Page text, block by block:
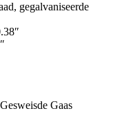
gegalvaniseerde